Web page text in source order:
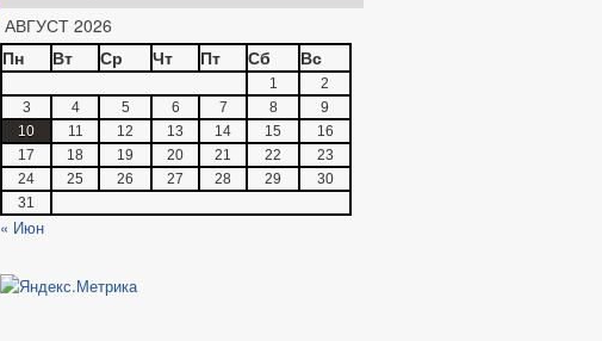
АВГУСТ 2026
Пн
Вт Ср Чт Пт Сб Вс
1
2
3
4 5 6 7 8
9
10
11 12 13 14 15
16
17
18 19 20 21 22
23
24
25 26 27 28 29
30
31
« Июн